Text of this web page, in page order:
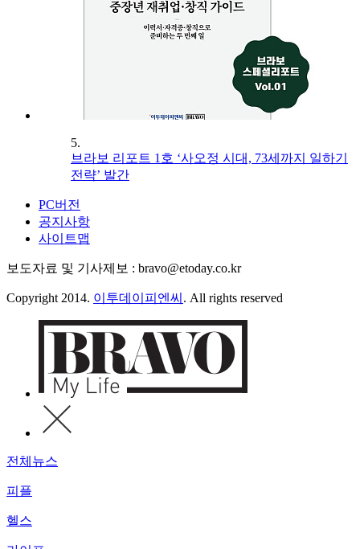
5.
브라보 리포트 1호 ‘사오정 시대, 73세까지 일하기
전략’ 발간
PC버전
공지사항
사이트맵
보도자료 및 기사제보 : bravo@etoday.co.kr
Copyright 2014. 이투데이피엔씨 . All rights reserved
전체뉴스
피플
헬스